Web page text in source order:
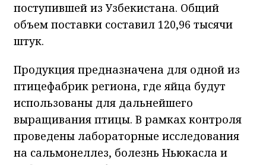
поступившей из Узбекистана. Общий
объем поставки составил 120,96 тысячи
штук.
Продукция предназначена для одной из
птицефабрик региона, где яйца будут
использованы для дальнейшего
выращивания птицы. В рамках контроля
проведены лабораторные исследования
на сальмонеллез, болезнь Ньюкасла и